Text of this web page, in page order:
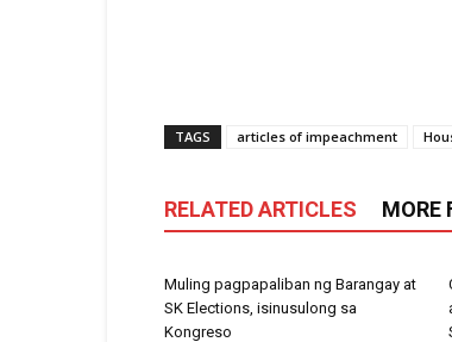
TAGS articles of impeachment
RELATED ARTICLES MORE
Muling pagpapaliban ng Barangay at
SK Elections, isinusulong sa
Kongreso